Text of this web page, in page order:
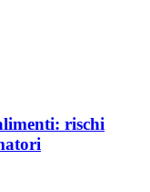
rischi